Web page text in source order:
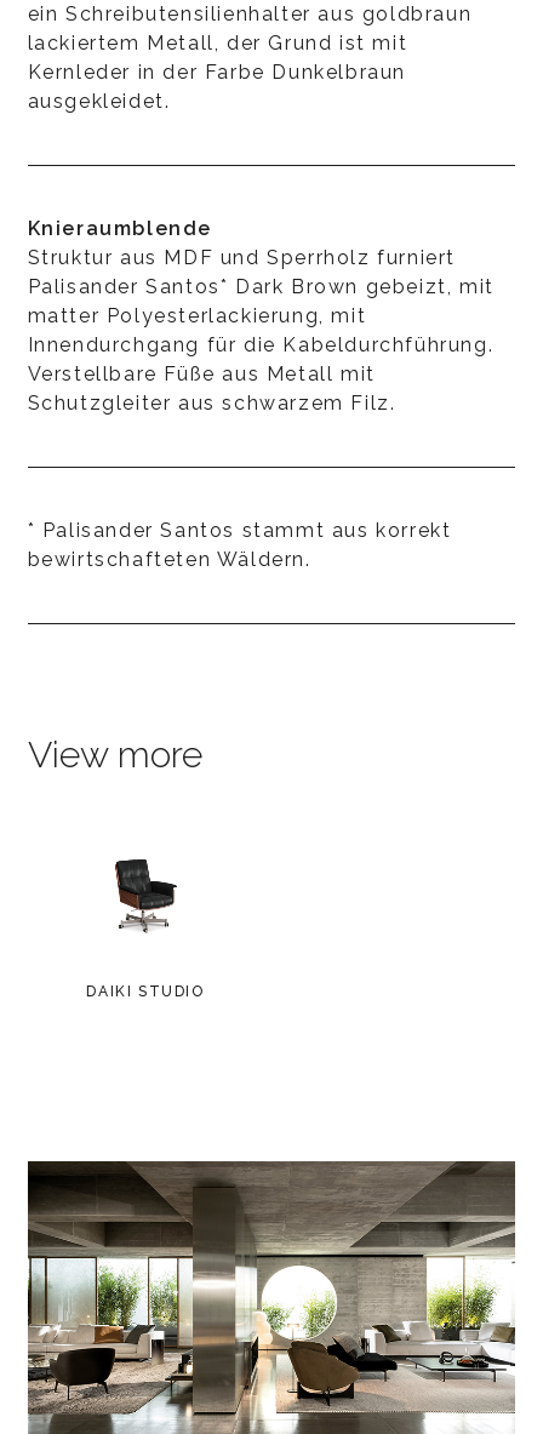
ein Schreibutensilienhalter aus goldbraun
lackiertem Metall, der Grund ist mit
Kernleder in der Farbe Dunkelbraun
ausgekleidet.
Knieraumblende
Struktur aus MDF und Sperrholz furniert
Palisander Santos* Dark Brown gebeizt, mit
matter Polyesterlackierung, mit
Innendurchgang für die Kabeldurchführung.
Verstellbare Füße aus Metall mit
Schutzgleiter aus schwarzem Filz.
* Palisander Santos stammt aus korrekt
bewirtschafteten Wäldern.
View more
DAIKI STUDIO